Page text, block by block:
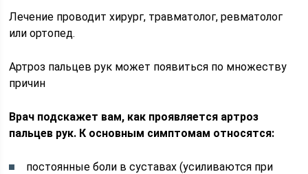
Лечение проводит хирург, травматолог, ревматолог
или ортопед.
Артроз пальцев рук может появиться по множеству
причин
Врач подскажет вам, как проявляется артроз
пальцев рук. К основным симптомам относятся:
постоянные боли в суставах (усиливаются при